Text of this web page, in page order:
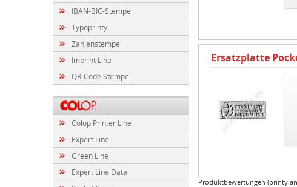
IBAN-BIC-Stempel
Typoprinty
Zahlenstempel
Imprint Line
QR-Code Stempel
Colop Printer Line
Expert Line
Green Line
Expert Line Data
Ersatzplatte
Produktbewertungen (